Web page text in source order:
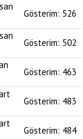
Gösterim: 526
Gösterim: 502
Gösterim: 463
Gösterim: 483
Gösterim: 484